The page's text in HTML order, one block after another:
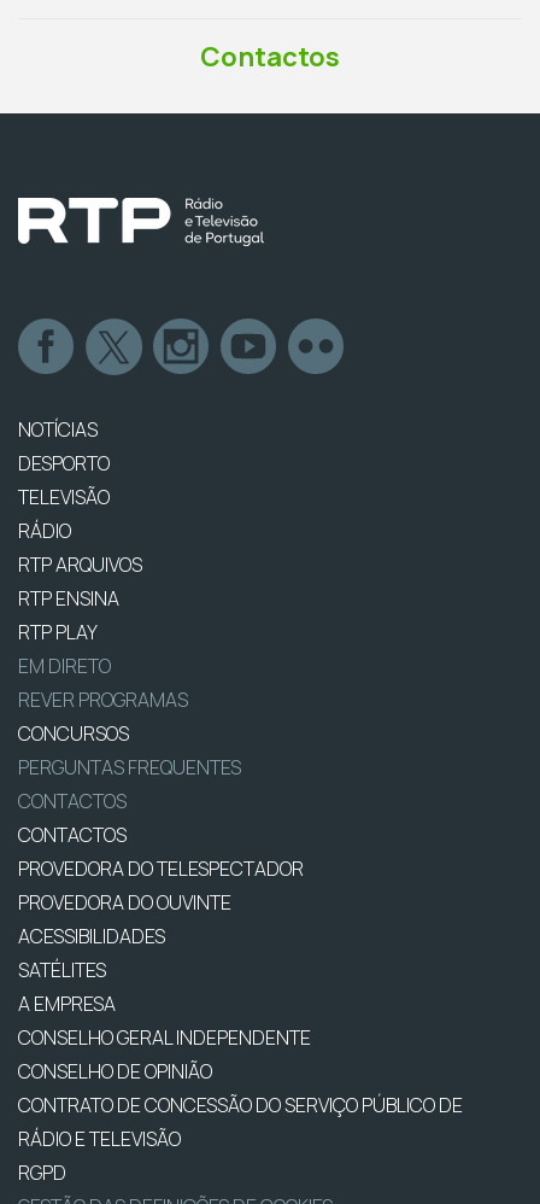
Contactos
NOTÍCIAS
DESPORTO
TELEVISÃO
RÁDIO
RTP ARQUIVOS
RTP ENSINA
RTP PLAY
EM DIRETO
REVER PROGRAMAS
CONCURSOS
PERGUNTAS FREQUENTES
CONTACTOS
CONTACTOS
PROVEDORA DO TELESPECTADOR
PROVEDORA DO OUVINTE
ACESSIBILIDADES
SATÉLITES
A EMPRESA
CONSELHO GERAL INDEPENDENTE
CONSELHO DE OPINIÃO
CONTRATO DE CONCESSÃO DO SERVIÇO PÚBLICO DE
RÁDIO E TELEVISÃO
RGPD